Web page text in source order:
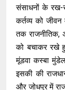
संसाधनों के रख-
कर्तव्य को
तक राजनीतिक,
को बचाकर रखे
मूंडवा कस्बा
इसकी की
और जोधपुर में